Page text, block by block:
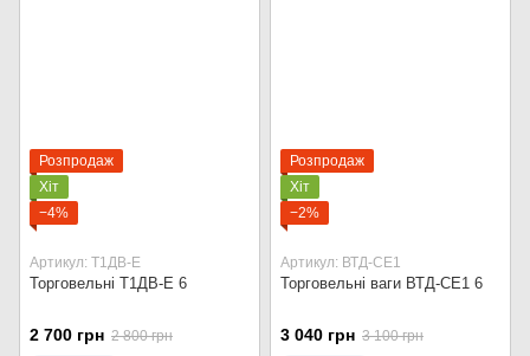
Розпродаж
Хіт
−4%
Артикул: Т1ДВ-Е
Торговельні Т1ДВ-Е 6
2 700 грн 2 800 грн
Розпродаж
Хіт
−2%
Артикул: ВТД-СЕ1
Торговельні ваги ВТД-СЕ1 6
3 040 грн 3 100 грн